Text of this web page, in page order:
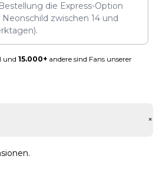
die Express-Option
zwischen 14 und
und 15.000+ andere sind Fans unserer
+